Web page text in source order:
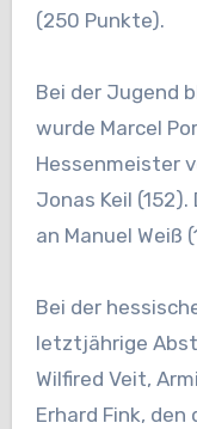
(250 Punkte).
Bei der Jugend
wurde Marcel
Hessenmeister
Jonas Keil
an Manuel Weiß
Bei der
letztjährige
Wilfired Veit,
Erhard Fink,